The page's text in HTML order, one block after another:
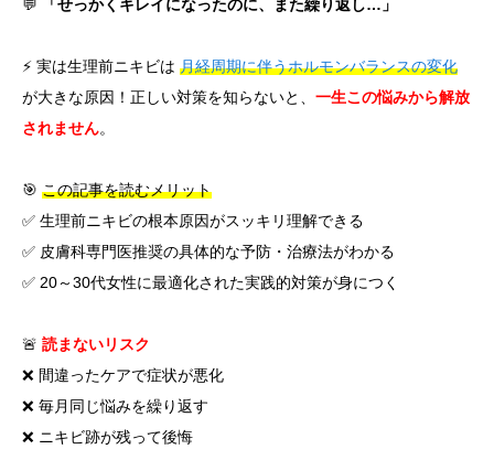
💬
「せっかくキレイになったのに、また繰り返し…」
⚡ 実は生理前ニキビは 月経周期に伴うホルモンバランスの変化
が大きな原因！正しい対策を知らないと、 一生この悩みから解放
されません。
🎯 この記事を読むメリット
✅ 生理前ニキビの根本原因がスッキリ理解できる
✅ 皮膚科専門医推奨の具体的な予防・治療法がわかる
✅ 20～30代女性に最適化された実践的対策が身につく
🚨 読まないリスク
❌ 間違ったケアで症状が悪化
❌ 毎月同じ悩みを繰り返す
❌ ニキビ跡が残って後悔